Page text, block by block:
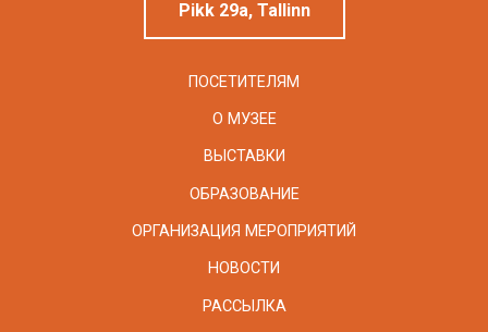
Pikk 29a, Tallinn
ПОСЕТИТЕЛЯМ
О МУЗЕЕ
ВЫСТАВКИ
ОБРАЗОВАНИЕ
ОРГАНИЗАЦИЯ МЕРОПРИЯТИЙ
НОВОСТИ
РАССЫЛКА